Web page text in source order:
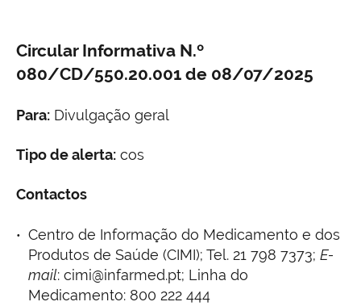
Circular Informativa N.º
080/CD/550.20.001 de 08/07/2025
Para: Divulgação geral
Tipo de alerta: cos
Contactos
Centro de Informação do Medicamento e dos
Produtos de Saúde (CIMI); Tel. 21 798 7373; E-
mail: cimi@infarmed.pt; Linha do
Medicamento: 800 222 444